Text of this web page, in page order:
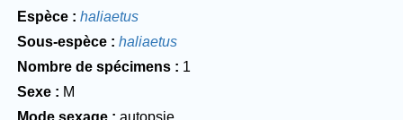
Espèce
haliaetus
Sous-espèce
haliaetus
Nombre de spécimens
1
Sexe
M
Mode sexage
autopsie